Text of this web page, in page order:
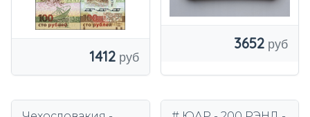
1412
3652